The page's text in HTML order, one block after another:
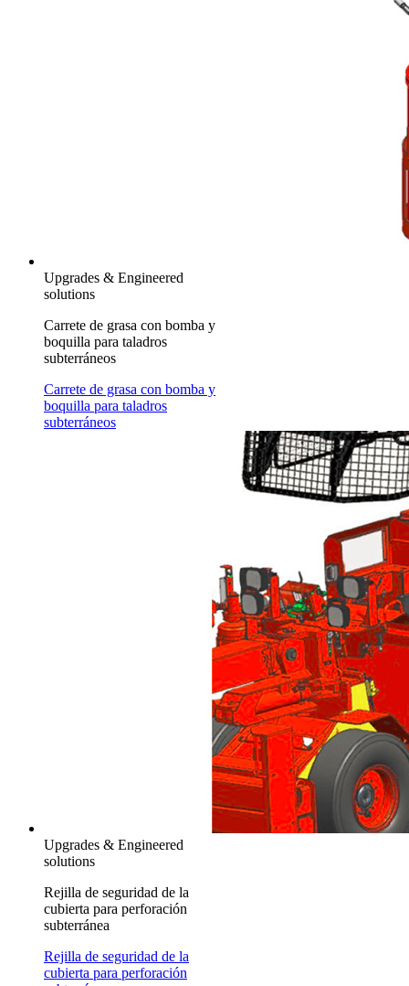
Upgrades & Engineered
solutions
Carrete de grasa con bomba y
boquilla para taladros
subterráneos
Carrete de grasa con bomba y
boquilla para taladros
subterráneos
Upgrades & Engineered
solutions
Rejilla de seguridad de la
cubierta para perforación
subterránea
Rejilla de seguridad de la
cubierta para perforación